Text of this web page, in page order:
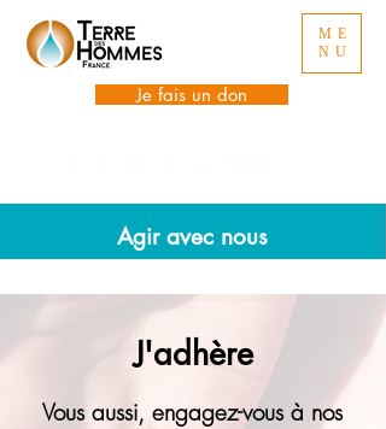
ME
NU
Je fais un don
Agir avec nous
J'adhère
Vous aussi, engagez-vous à nos